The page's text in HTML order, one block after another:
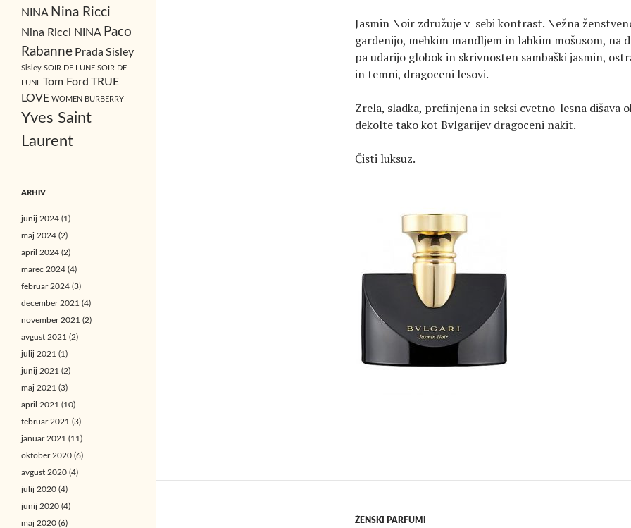
Jasmin Noir združuje v sebi kontrast. Nežna
gardenijo, mehkim mandljem in lahkim mošusom, na
pa udarijo globok in skrivnosten sambaški jasmin,
in temni, dragoceni lesovi.
Zrela, sladka, prefinjena in seksi cvetno-lesna dišava
dekolte tako kot Bvlgarijev dragoceni nakit.
Čisti luksuz.
ŽENSKI PARFUMI
NINA Nina Ricci
Nina Ricci NINA Paco
Rabanne Prada Sisley
Sisley SOIR DE LUNE SOIR DE
LUNE Tom Ford TRUE
LOVE WOMEN BURBERRY
Yves Saint
Laurent
ARHIV
junij 2024 (1)
maj 2024 (2)
april 2024 (2)
marec 2024 (4)
februar 2024 (3)
december 2021 (4)
november 2021 (2)
avgust 2021 (2)
julij 2021 (1)
junij 2021 (2)
maj 2021 (3)
april 2021 (10)
februar 2021 (3)
januar 2021 (11)
oktober 2020 (6)
avgust 2020 (4)
julij 2020 (4)
junij 2020 (4)
maj 2020 (6)